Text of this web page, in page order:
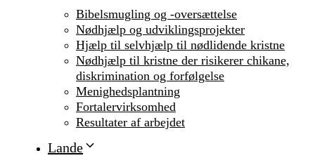
Bibelsmugling og -oversættelse
Nødhjælp og udviklingsprojekter
Hjælp til selvhjælp til nødlidende kristne
Nødhjælp til kristne der risikerer chikane,
diskrimination og forfølgelse
Menighedsplantning
Fortalervirksomhed
Resultater af arbejdet
Lande